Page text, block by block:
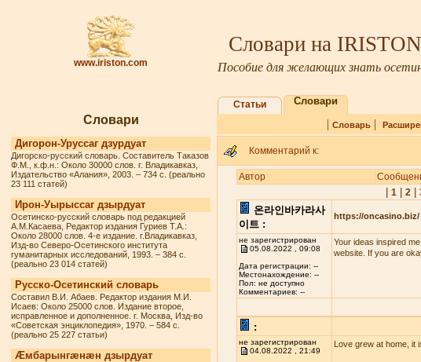
www.iriston.com
Словари на
Пособие для желающих знать
Словари
Дигорон-Уруссаг дзурдуат
Дигорско-русский словарь. Составитель Таказов
Ф.М., к.ф.н.: Около 30000 слов. г. Владикавказ,
Издательство «Алания», 2003. – 734 с. (реально
23 111 статей)
Ирон-Уырыссаг дзырдуат
Осетинско-русский словарь под редакцией
А.М.Касаева, Редактор издания Гуриев Т.А.:
Около 28000 слов. 4-е издание. г.Владикавказ,
Изд-во Северо-Осетинского института
гуманитарных исследований, 1993. – 384 с.
(реально 23 014 статей)
Русско-Осетинский словарь
Составил В.И. Абаев. Редактор издания М.И.
Исаев: Около 25000 слов. Издание второе,
исправленное и дополненное. г. Москва, Изд-во
«Советская энциклопедия», 1970. – 584 с.
(реально 25 227 статьи)
Æмбарынгæнæн дзырдуат
Статьи Словари
| Словарь|
Комментарий к:
Автор
1| 2|
온라인바카라사
이트 :
https://oncasino.biz/
не зарегистрирован
05.08.2022 , 09:08
Дата регистрации: --
Местонахождение: --
Пол: не доступно
Комментариев: --
Your ideas inspired
website. If you are
:
не зарегистрирован
04.08.2022 , 21:49
Love grew at home, it